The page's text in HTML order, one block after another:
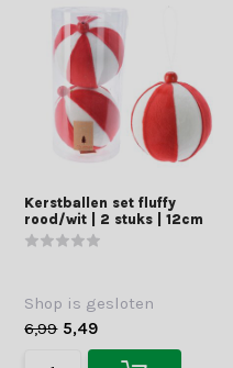
Kerstballen set fluffy
rood/wit | 2 stuks | 12cm
Shop is gesloten
6,99 5,49